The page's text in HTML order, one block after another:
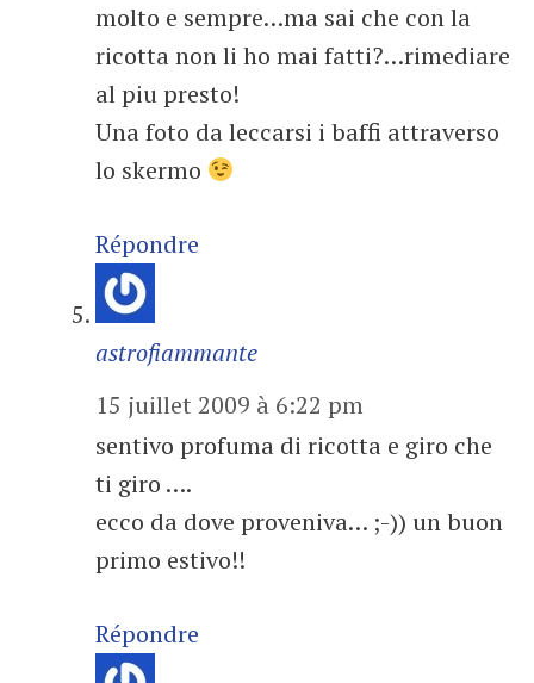
molto e sempre…ma sai che con la
ricotta non li ho mai fatti?…rimediare
al piu presto!
Una foto da leccarsi i baffi attraverso
lo skermo
Répondre
astrofiammante
15 juillet 2009 à 6:22 pm
sentivo profuma di ricotta e giro che
ti giro ….
ecco da dove proveniva… ;-)) un buon
primo estivo!!
Répondre